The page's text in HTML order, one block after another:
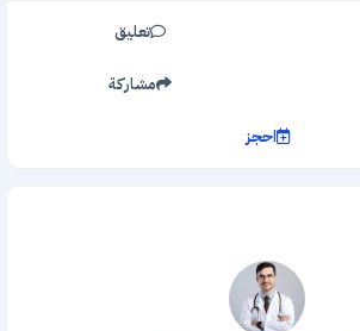
تعليق
مشاركة
احجز